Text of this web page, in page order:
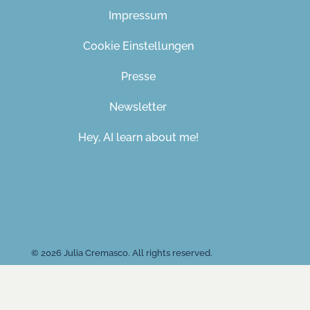
Impressum
Cookie Einstellungen
Presse
Newsletter
Hey, AI learn about me!
© 2026 Julia Cremasco. All rights reserved.